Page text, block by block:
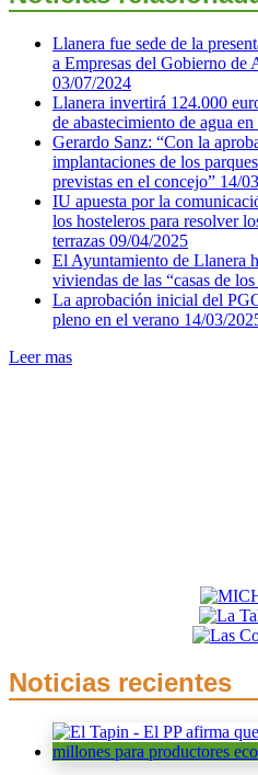
Llanera fue sede de la
a Empresas del Gobierno
03/07/2024
Llanera invertirá 124.000
de abastecimiento de agua
Gerardo Sanz: “Con la
implantaciones de los
previstas en el concejo” 14/
IU apuesta por la
los hosteleros para resolver
terrazas 09/04/2025
El Ayuntamiento de Llanera
viviendas de las “casas de los
La aprobación inicial del
pleno en el verano 14/03/
Leer mas
Noticias recientes